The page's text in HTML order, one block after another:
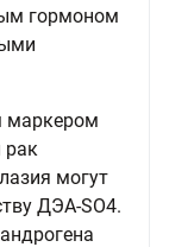
гормоном
маркером
рак
могут
ДЭА-SO4.